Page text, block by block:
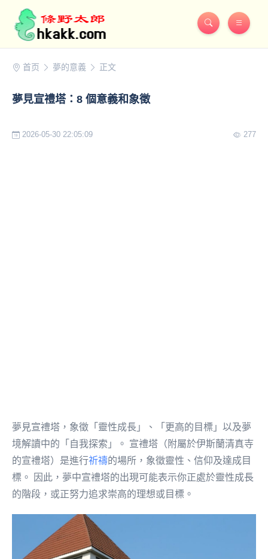
首页 夢的意義 正文
夢見宣禮塔：8 個意義和象徵
2026-05-30 22:05:09 277
夢見宣禮塔，象徵「靈性成長」、「更高的目標」以及夢
境解讀中的「自我探索」。 宣禮塔（附屬於伊斯蘭清真寺
的宣禮塔）是進行祈禱的場所，象徵靈性、信仰及達成目
標。 因此，夢中宣禮塔的出現可能表示你正處於靈性成長
的階段，或正努力追求崇高的理想或目標。